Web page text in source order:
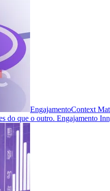
EngajamentoContext
do que o outro. Engajamento